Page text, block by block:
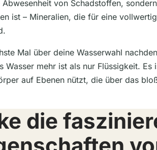
von Schadstoffen,
ist – Mineralien, die für eine
Mal über deine Wasserwahl
Wasser mehr ist als nur Flüssigkeit. Es
auf Ebenen nützt, die über das
die